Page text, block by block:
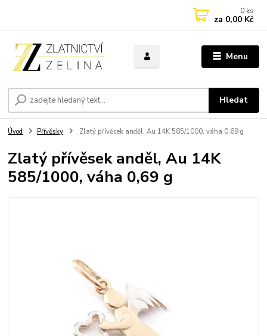
Menu
Hledat
0 ks
za 0,00 Kč
Úvod Přívěsky Zlatý přívěsek anděl, Au 14K 585/1000, váha 0,69 g
Zlatý přívěsek anděl, Au 14K
585/1000, váha 0,69 g